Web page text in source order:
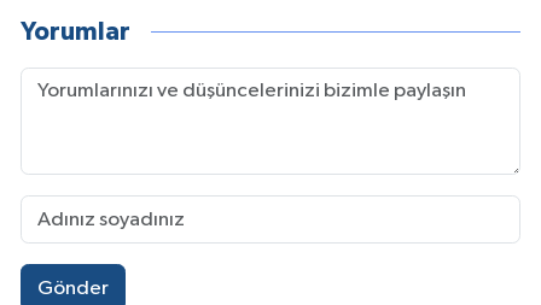
Yorumlar
Gönder